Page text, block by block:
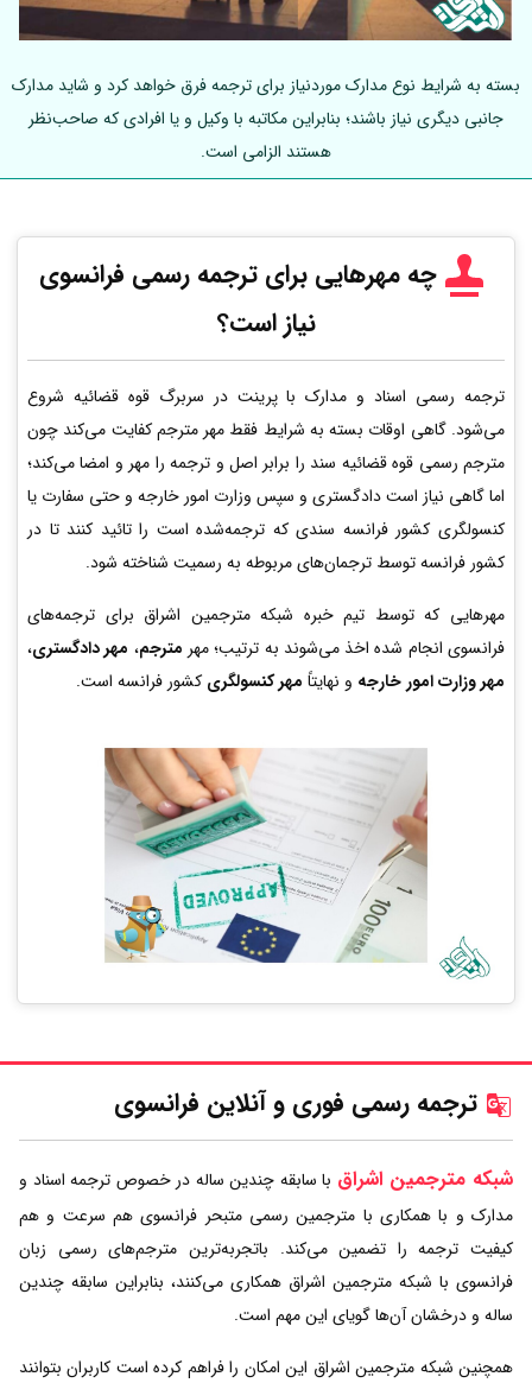
بسته به شرایط نوع مدارک موردنیاز برای ترجمه فرق خواهد کرد و شاید مدارک
جانبی دیگری نیاز باشند؛ بنابراین مکاتبه با وکیل و یا افرادی که صاحب‌نظر
هستند الزامی است.
چه مهرهایی برای ترجمه رسمی فرانسوی
نیاز است؟
ترجمه رسمی اسناد و مدارک با پرینت در سربرگ قوه قضائیه شروع
می‌شود. گاهی اوقات بسته به شرایط فقط مهر مترجم کفایت می‌کند چون
مترجم رسمی قوه قضائیه سند را برابر اصل و ترجمه را مهر و امضا می‌کند؛
اما گاهی نیاز است دادگستری و سپس وزارت امور خارجه و حتی سفارت یا
کنسولگری کشور فرانسه سندی که ترجمه‌شده است را تائید کنند تا در
کشور فرانسه توسط ترجمان‌های مربوطه به رسمیت شناخته شود.
مهرهایی که توسط تیم خبره شبکه مترجمین اشراق برای ترجمه‌های
فرانسوی انجام شده اخذ می‌شوند به ترتیب؛ مهر مترجم، مهر دادگستری،
مهر وزارت امور خارجه و نهایتاً مهر کنسولگری کشور فرانسه است.
ترجمه رسمی فوری و آنلاین فرانسوی
شبکه مترجمین اشراق با سابقه چندین ساله در خصوص ترجمه اسناد و
مدارک و با همکاری با مترجمین رسمی متبحر فرانسوی هم سرعت و هم
کیفیت ترجمه را تضمین می‌کند. باتجربه‌ترین مترجم‌های رسمی زبان
فرانسوی با شبکه مترجمین اشراق همکاری می‌کنند، بنابراین سابقه چندین
ساله و درخشان آن‌ها گویای این مهم است.
همچنین شبکه مترجمین اشراق این امکان را فراهم کرده است کاربران بتوانند